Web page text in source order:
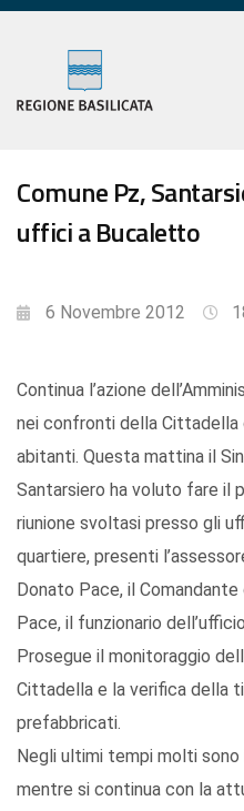
Comune Pz,
uffici a Bucaletto
6 Novembre 2012
Continua l’azione
nei confronti della
abitanti. Questa mattina il
Santarsiero ha voluto fare il
riunione svoltasi presso gli
quartiere, presenti
Donato Pace, il
Pace, il funzionario
Prosegue il monitoraggio
Cittadella e la verifica della
prefabbricati.
Negli ultimi tempi molti
mentre si continua con la